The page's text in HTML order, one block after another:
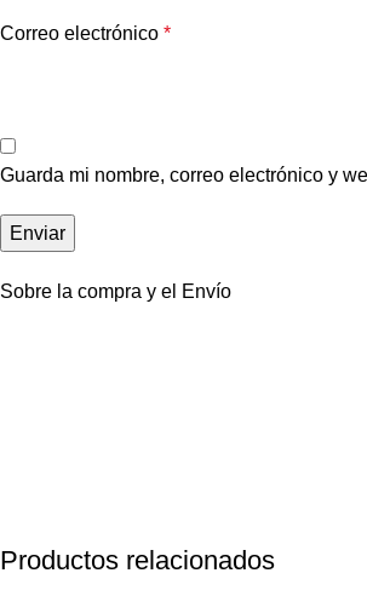
Correo electrónico *
Guarda mi nombre, correo electrónico y
Sobre la compra y el Envío
Productos relacionados